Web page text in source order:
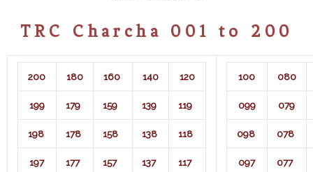
TRC Charcha 001 to 200
200 180 160 140 120
199 179 159 139 119
198 178 158 138 118
197 177 157 137 117
100 080
099 079
098 078
097 077